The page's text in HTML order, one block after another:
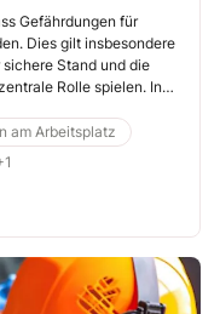
Gefährdungen für
Dies gilt insbesondere
Stand und die
Rolle spielen. In
Förderlinie dennoch
von einer Leiter
am Arbeitsplatz